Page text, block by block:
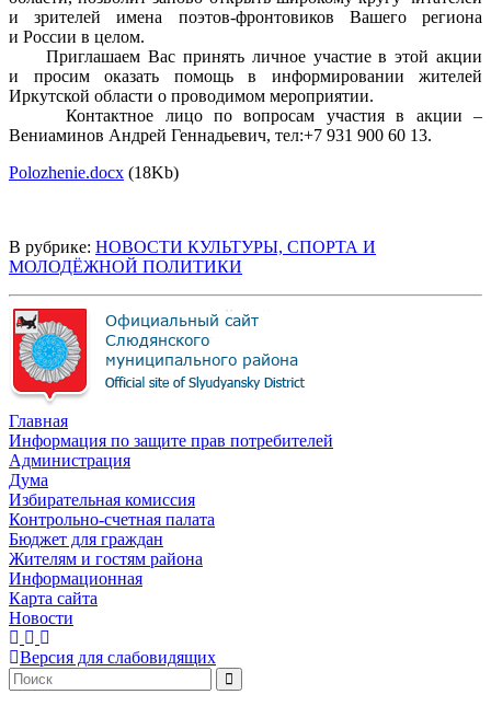
и зрителей имена поэтов-фронтовиков Вашего региона
и России в целом.
Приглашаем Вас принять личное участие в этой акции
и просим оказать помощь в информировании жителей
Иркутской области о проводимом мероприятии.
Контактное лицо по вопросам участия в акции –
Вениаминов Андрей Геннадьевич, тел:+7 931 900 60 13.
Polozhenie.docx (18Kb)
В рубрике: НОВОСТИ КУЛЬТУРЫ, СПОРТА И
МОЛОДЁЖНОЙ ПОЛИТИКИ
Главная
Информация по защите прав потребителей
Администрация
Дума
Избирательная комиссия
Контрольно-счетная палата
Бюджет для граждан
Жителям и гостям района
Информационная
Карта сайта
Новости
Версия для слабовидящих